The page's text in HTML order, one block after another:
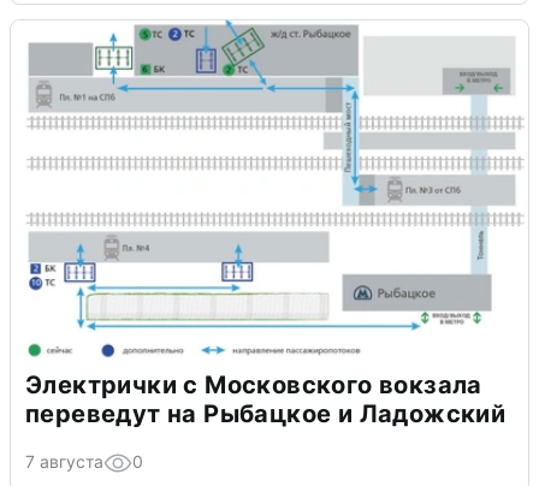
Электрички с Московского вокзала
переведут на Рыбацкое и Ладожский
7 августа 0